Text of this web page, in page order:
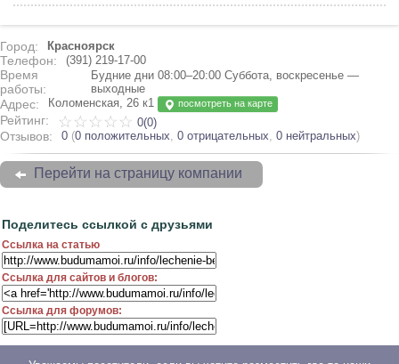
Город: Красноярск
Телефон: (391) 219-17-00
Время
работы:
Будние дни 08:00–20:00 Суббота, воскресенье —
выходные
Адрес: Коломенская, 26 к1 посмотреть на карте
Рейтинг: 0(0)
Отзывов: 0 (0 положительных, 0 отрицательных, 0 нейтральных)
Перейти на страницу компании
Поделитесь ссылкой с друзьями
Ссылка на статью
Ссылка для сайтов и блогов:
Ссылка для форумов: